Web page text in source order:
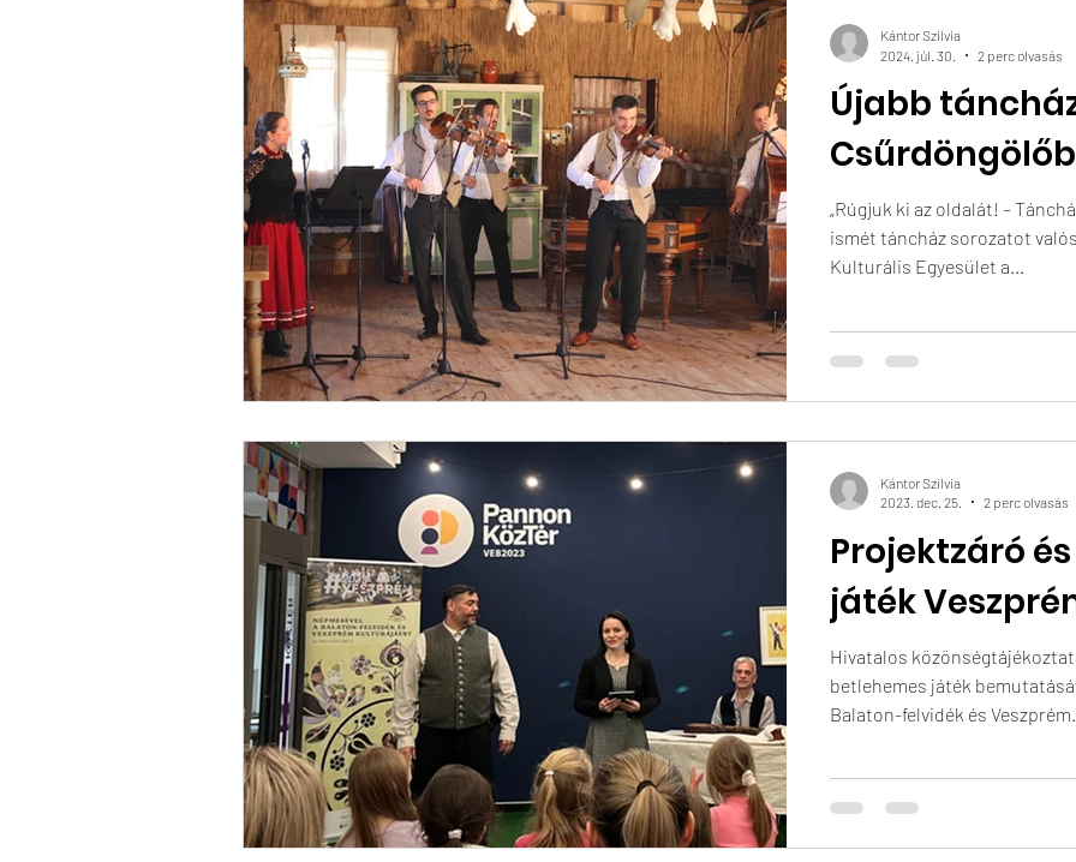
Újabb
„Rúgjuk ki az oldalát! – Táncház a
ismét táncház sorozatot
Kulturális Egyesület a...
Kántor Szilvia
2024. júl. 30.
2 perc olvasás
Projektzáró
játék
Hivatalos
betlehemes játék
Balaton-felvidék és Veszprém...
Kántor Szilvia
2023. dec. 25.
2 perc olvasás